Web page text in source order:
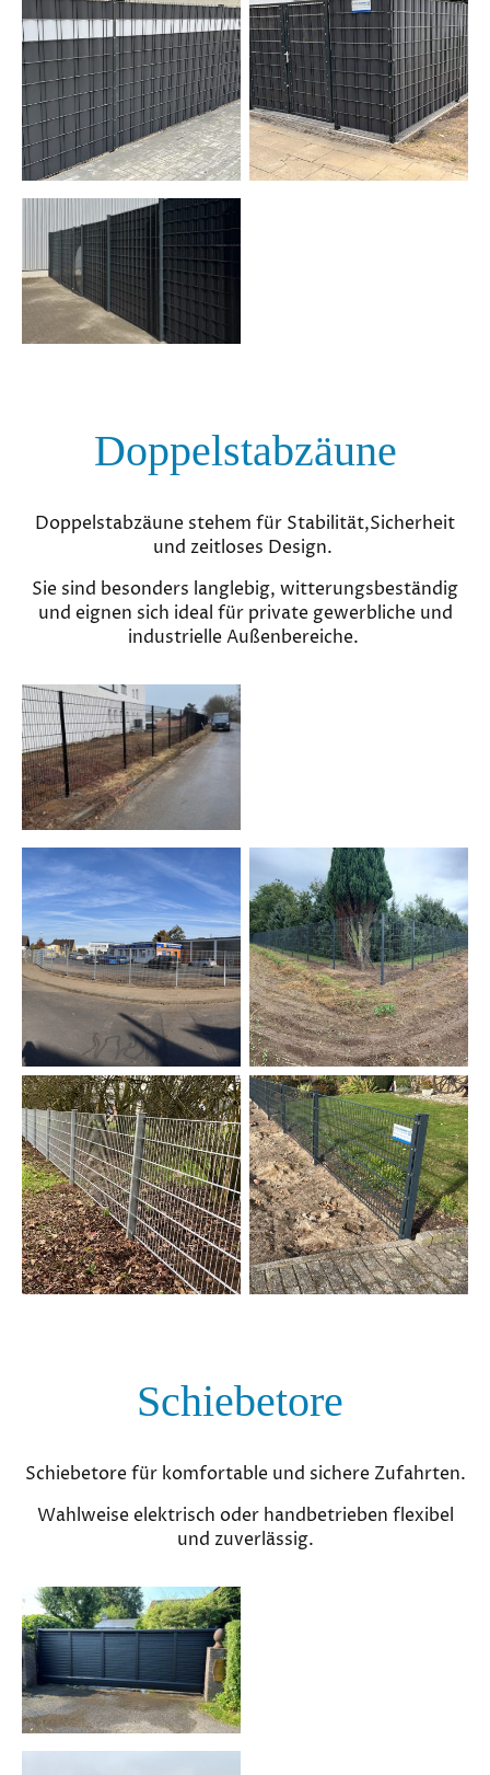
Doppelstabzäune
Doppelstabzäune stehem für Stabilität,Sicherheit
und zeitloses Design.
Sie sind besonders langlebig, witterungsbeständig
und eignen sich ideal für private gewerbliche und
industrielle Außenbereiche.
Schiebetore
Schiebetore für komfortable und sichere Zufahrten.
Wahlweise elektrisch oder handbetrieben flexibel
und zuverlässig.